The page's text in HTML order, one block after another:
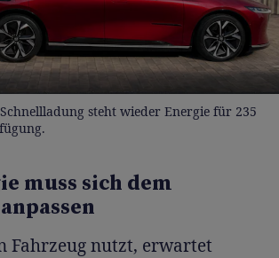
steht wieder Energie für 235
muss sich dem
Fahrzeug nutzt, erwartet